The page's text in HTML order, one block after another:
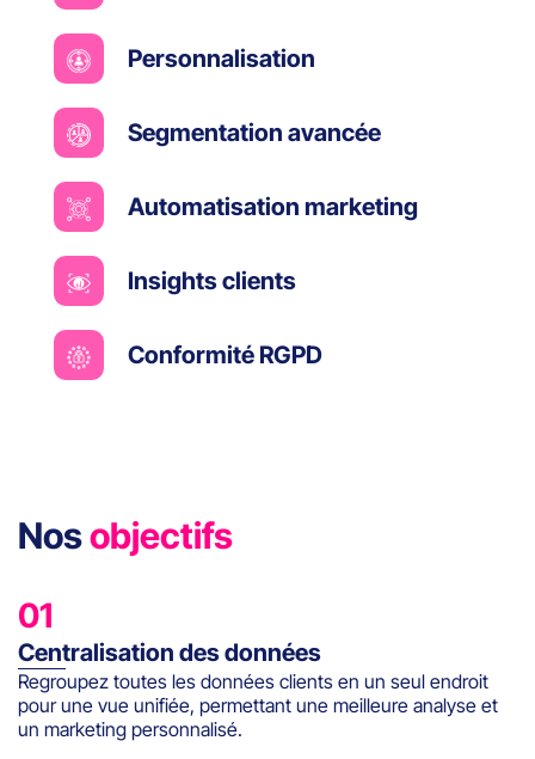
Personnalisation
Segmentation avancée
Automatisation marketing
Insights clients
Conformité RGPD
Nosobjectifs
01
Centralisation des données
Regroupez toutes les données clients en un seul endroit
pour une vue unifiée, permettant une meilleure analyse et
un marketing personnalisé.